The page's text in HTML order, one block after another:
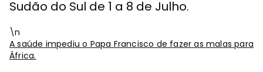
Sudão do Sul de 1 a 8 de Julho.
\n
A saúde impediu o Papa Francisco de fazer as malas para
África.